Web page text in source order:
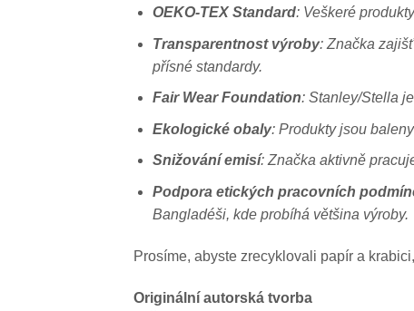
OEKO-TEX Standard: Veškeré
Transparentnost výroby: Značka
přísné standardy.
Fair Wear Foundation: Stanley/Stella
Ekologické obaly: Produkty jsou
Snižování emisí: Značka aktivně
Podpora etických pracovních
Bangladéši, kde probíhá většina výroby.
Prosíme, abyste zrecyklovali papír a
Originální autorská tvorba